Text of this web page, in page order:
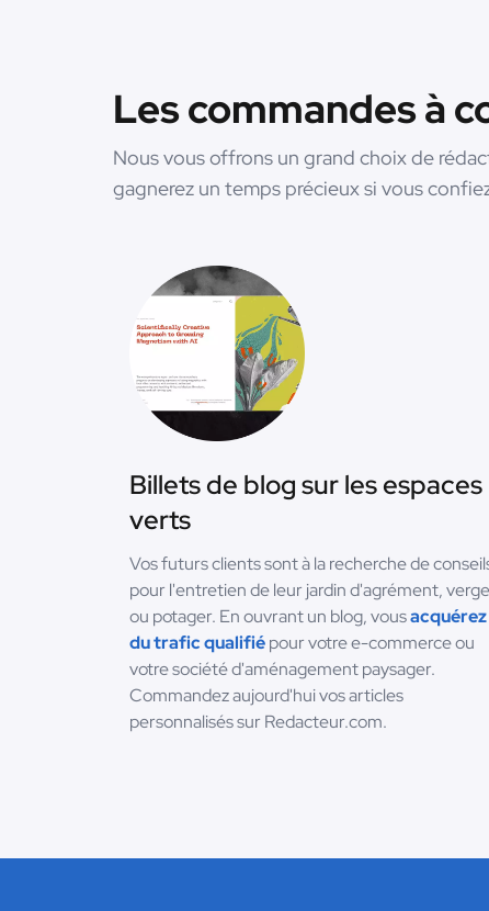
Les commandes à
Nous vous offrons un grand choix de
gagnerez un temps précieux si vous
Billets de blog sur les espaces
verts
Vos futurs clients sont à la recherche de
pour l'entretien de leur jardin d'agrément,
ou potager. En ouvrant un blog, vousacquérez
du trafic qualifiépour votre e-commerce ou
votre société d'aménagement paysager.
Commandez aujourd'hui vos articles
personnalisés sur Redacteur.com.